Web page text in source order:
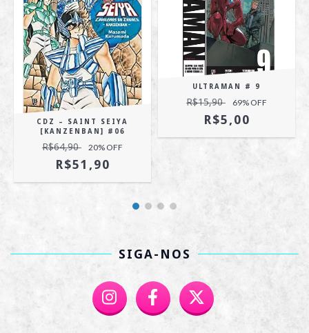
CDZ – SAINT SEIYA
[KANZENBAN] #06
R$64,90 20% OFF
R$51,90
ULTRAMAN # 9
R$15,90 69% OFF
R$5,00
SIGA-NOS